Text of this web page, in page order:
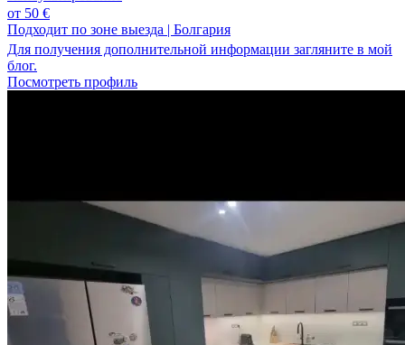
от 50 €
Подходит по зоне выезда | Болгария
Для получения дополнительной информации загляните в мой
блог.
Посмотреть профиль